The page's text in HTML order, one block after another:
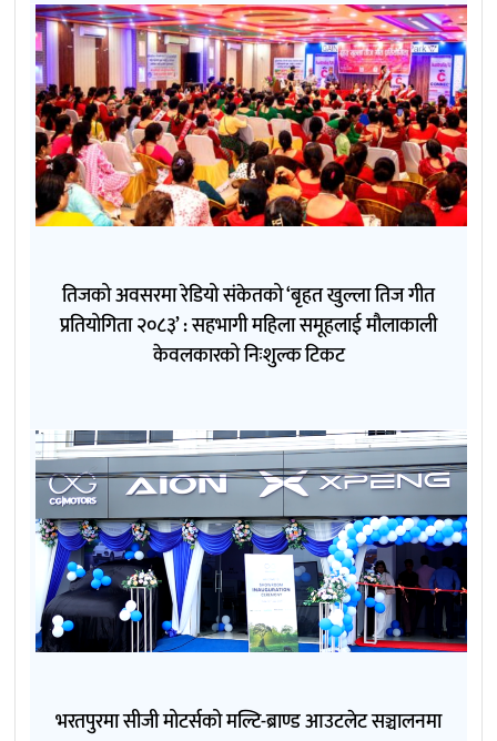
तिजको अवसरमा रेडियो संकेतको ‘बृहत खुल्ला तिज गीत
प्रतियोगिता २०८३’ : सहभागी महिला समूहलाई मौलाकाली
केवलकारको निःशुल्क टिकट
भरतपुरमा सीजी मोटर्सको मल्टि-ब्राण्ड आउटलेट सञ्चालनमा